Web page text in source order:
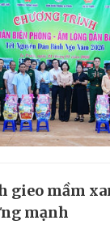
gieo mầm
mạnh